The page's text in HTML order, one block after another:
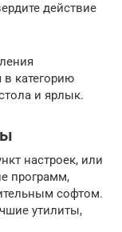
действие
категорию
и ярлык.
настроек, или
программ,
софтом.
утилиты,